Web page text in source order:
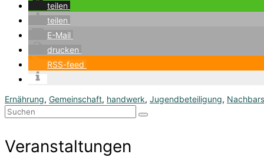
teilen
teilen
E-Mail
drucken
RSS-feed
Ernährung, Gemeinschaft, handwerk, Jugendbeteiligung,
Suchen
Veranstaltungen